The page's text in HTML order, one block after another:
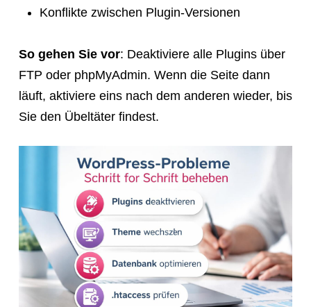
Konflikte zwischen Plugin-Versionen
So gehen Sie vor: Deaktiviere alle Plugins über
FTP oder phpMyAdmin. Wenn die Seite dann
läuft, aktiviere eins nach dem anderen wieder, bis
Sie den Übeltäter findest.